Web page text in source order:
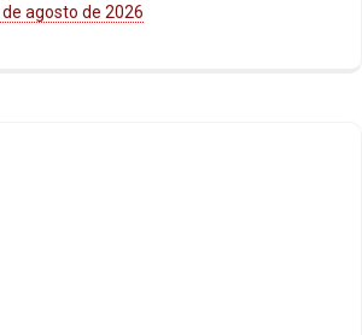
de agosto de 2026